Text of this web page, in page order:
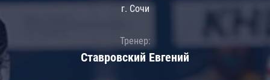
г. Сочи
Тренер:
Ставровский Евгений